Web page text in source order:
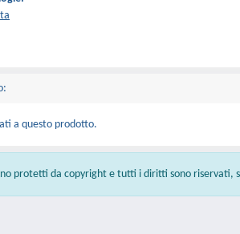
a questo prodotto.
protetti da copyright e tutti i diritti sono riservati,